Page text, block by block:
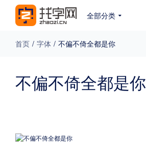
全部分类
免费下载 收费下载 更多
首页 / 字体 / 不偏不倚全都是你
不偏不倚全都是你